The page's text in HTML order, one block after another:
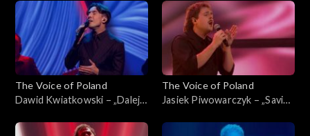
Voice of Poland”, Live 3, 22
listopada 2025
Poland”, Live 3, 22 listopada
2025
The Voice of Poland
Dawid Kwiatkowski – „Dalej,
Live 3, 22 listopada 2025
The Voice of Poland
Jasiek Piwowarczyk – „Saving
Voice of Poland”, Live 3, 22